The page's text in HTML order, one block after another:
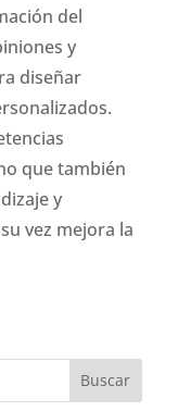
del
y
diseñar
que también
y
vez mejora la